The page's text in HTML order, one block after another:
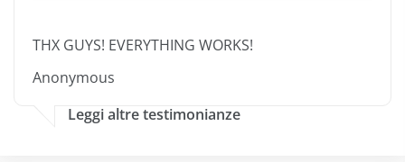
THX GUYS! EVERYTHING WORKS!
Anonymous
Leggi altre testimonianze